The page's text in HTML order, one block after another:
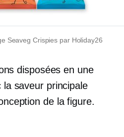
Seaveg Crispies par Holiday26
disposées en une
saveur principale
de la figure.